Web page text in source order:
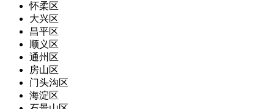
怀柔区
大兴区
昌平区
顺义区
通州区
房山区
门头沟区
海淀区